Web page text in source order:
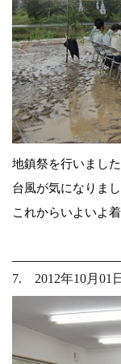
地鎮祭を行いまし
台風が気になりま
これからいよいよ着
7. 2012年10月01日